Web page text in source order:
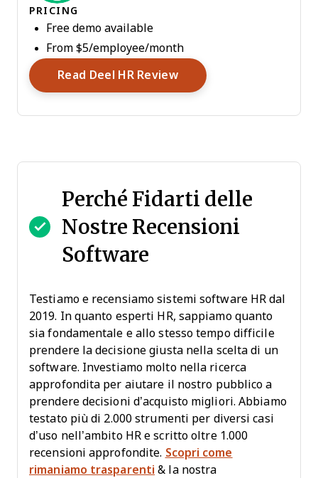
PRICING
Free demo available
From $5/employee/month
Read Deel HR ReviewOpens New Window
Perché Fidarti delle
Nostre Recensioni
Software
Testiamo e recensiamo sistemi software HR dal
2019. In quanto esperti HR, sappiamo quanto
sia fondamentale e allo stesso tempo difficile
prendere la decisione giusta nella scelta di un
software. Investiamo molto nella ricerca
approfondita per aiutare il nostro pubblico a
prendere decisioni d’acquisto migliori. Abbiamo
testato più di 2.000 strumenti per diversi casi
d’uso nell’ambito HR e scritto oltre 1.000
recensioni approfondite. Scopri come
rimaniamo trasparenti & la nostra